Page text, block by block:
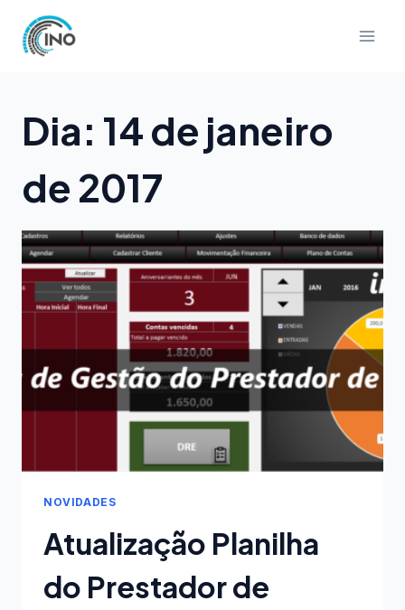
para
Dia: 14 de janeiro
de 2017
NOVIDADES
Atualização Planilha
do Prestador de